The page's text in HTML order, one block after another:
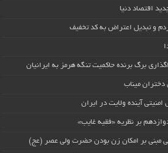
اقتصاد دنیا
و تبدیل اعتراض به کد تخفیف
برگ برنده حاکمیت تنگه هرمز به ایرانیان
میناب
آینده ولایت در ایران
بر نظریه «فقیه غایب»
مبنی بر امکان زن بودن حضرت ولی عصر (عج)